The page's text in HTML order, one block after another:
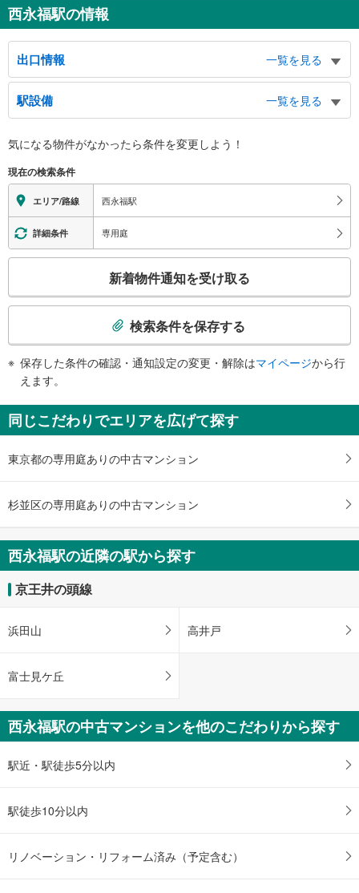
西永福駅の情報
出口情報
一覧を見る
北口
永福３・４丁目、浜田山３・４丁目、井ノ頭通り、方南通り、和田堀公園、高
千穂大学、大宮八幡宮
南口
駅設備
一覧を見る
※段差なしでの移動経路
地上⇔改札⇔ホーム：○
エレベータ
・ホーム⇔改札
・北口
・南口
エスカレータ
・北口
・南口
《多機能トイレ》
・改札内
その他
・ＡＥＤ
気になる物件がなかったら条件を変更しよう！
現在の検索条件
エリア/路線 西永福駅
詳細条件 専用庭
検
知
を
け
る
・
件
を
マ
イ
ー
に
存
す
る
新着物件通知を受け取る
検索条件を保存する
保存した条件の確認・通知設定の変更・解除はマイページから行
えます。
同じこだわりでエリアを広げて探す
東京都の専用庭ありの中古マンション
杉並区の専用庭ありの中古マンション
西永福駅の近隣の駅から探す
京王井の頭線
浜田山 高井戸
富士見ケ丘
西永福駅の中古マンションを他のこだわりから探す
駅近・駅徒歩5分以内
駅徒歩10分以内
リノベーション・リフォーム済み（予定含む）